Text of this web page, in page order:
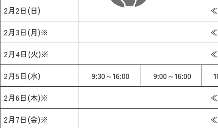
アクセス
お問合わせ 取材・撮影 資料請求
2月2日(日)
≪
2月3日(月)※
≪
2月4日(火)※
≪
2月5日(水)
9:30～16:00 9:00～16:00
2月6日(木)※
≪
2月7日(金)※
≪